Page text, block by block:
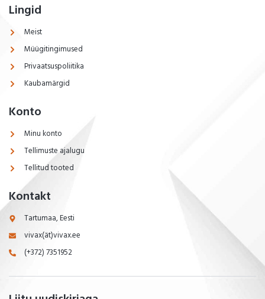
Lingid
Meist
Müügitingimused
Privaatsuspoliitika
Kaubamärgid
Konto
Minu konto
Tellimuste ajalugu
Tellitud tooted
Kontakt
Tartumaa, Eesti
vivax(ät)vivax.ee
(+372) 7351952